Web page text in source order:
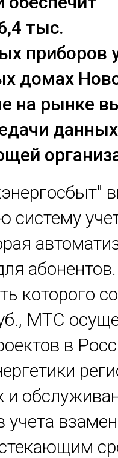
тыс.
приборов
домах
на рынке
систему
которого
МТС
в
и
учета взамен